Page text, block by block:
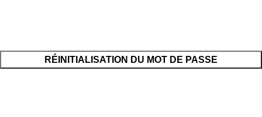
RÉINITIALISATION DU MOT DE PASSE